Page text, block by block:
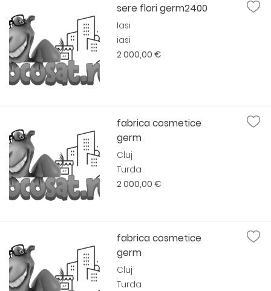
sere flori germ2400
Iasi
iasi
2 000,00 €
fabrica cosmetice
germ
Cluj
Turda
2 000,00 €
fabrica cosmetice
germ
Cluj
Turda